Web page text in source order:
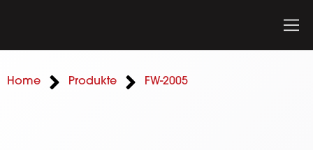
Home Produkte FW-2005